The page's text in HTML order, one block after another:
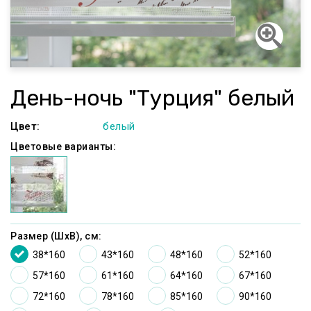
День-ночь "Турция" белый
Цвет: белый
Цветовые варианты:
Размер (ШxВ), см:
38*160
43*160 48*160
52*160
57*160
61*160 64*160
67*160
72*160
78*160 85*160 90*160